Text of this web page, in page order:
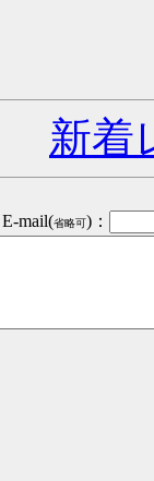
新着
E-mail(省略可)：